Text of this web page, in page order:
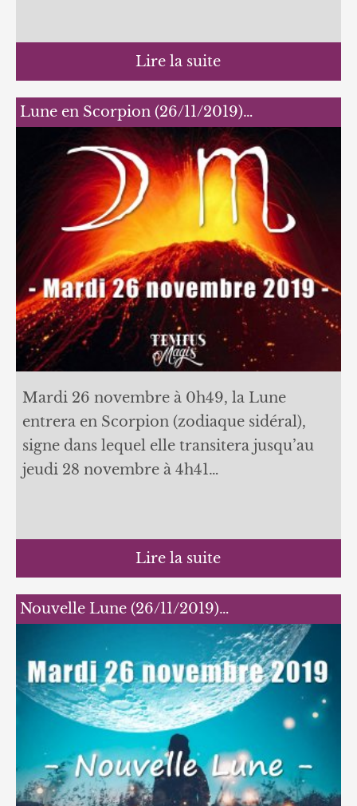
Lire la suite
Lune en Scorpion (26/11/2019)…
Mardi 26 novembre à 0h49, la Lune
entrera en Scorpion (zodiaque sidéral),
signe dans lequel elle transitera jusqu’au
jeudi 28 novembre à 4h41…
Lire la suite
Nouvelle Lune (26/11/2019)…